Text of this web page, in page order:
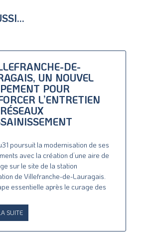
DE-
UN NOUVEL
POUR
L’ENTRETIEN
poursuit la modernisation de ses
avec la création d’une aire de
sur le site de la station
de Villefranche-de-Lauragais.
essentielle après le curage des
SUITE